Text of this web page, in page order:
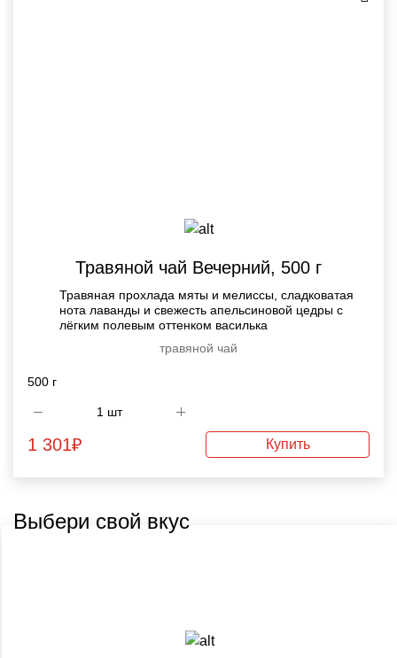
Травяной чай Вечерний, 500 г
Травяная прохлада мяты и мелиссы, сладковатая
нота лаванды и свежесть апельсиновой цедры с
лёгким полевым оттенком василька
травяной чай
500 г
1 301₽ Купить
Выбери свой вкус